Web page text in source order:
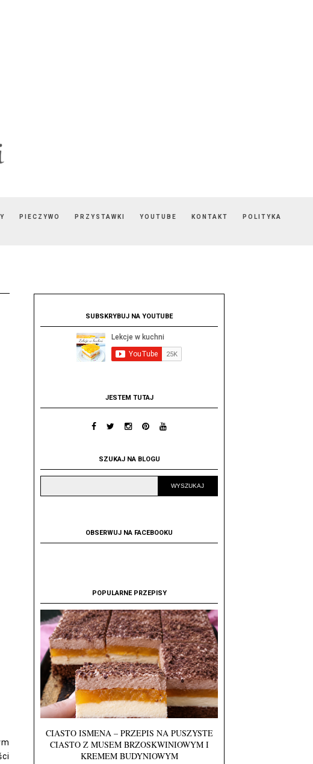
PIECZYWO PRZYSTAWKI YOUTUBE KONTAKT
POLITYKA
SUBSKRYBUJ NA YOUTUBE
JESTEM TUTAJ
SZUKAJ NA BLOGU
OBSERWUJ NA FACEBOOKU
POPULARNE PRZEPISY
CIASTO ISMENA – PRZEPIS NA PUSZYSTE
CIASTO Z MUSEM BRZOSKWINIOWYM I
KREMEM BUDYNIOWYM